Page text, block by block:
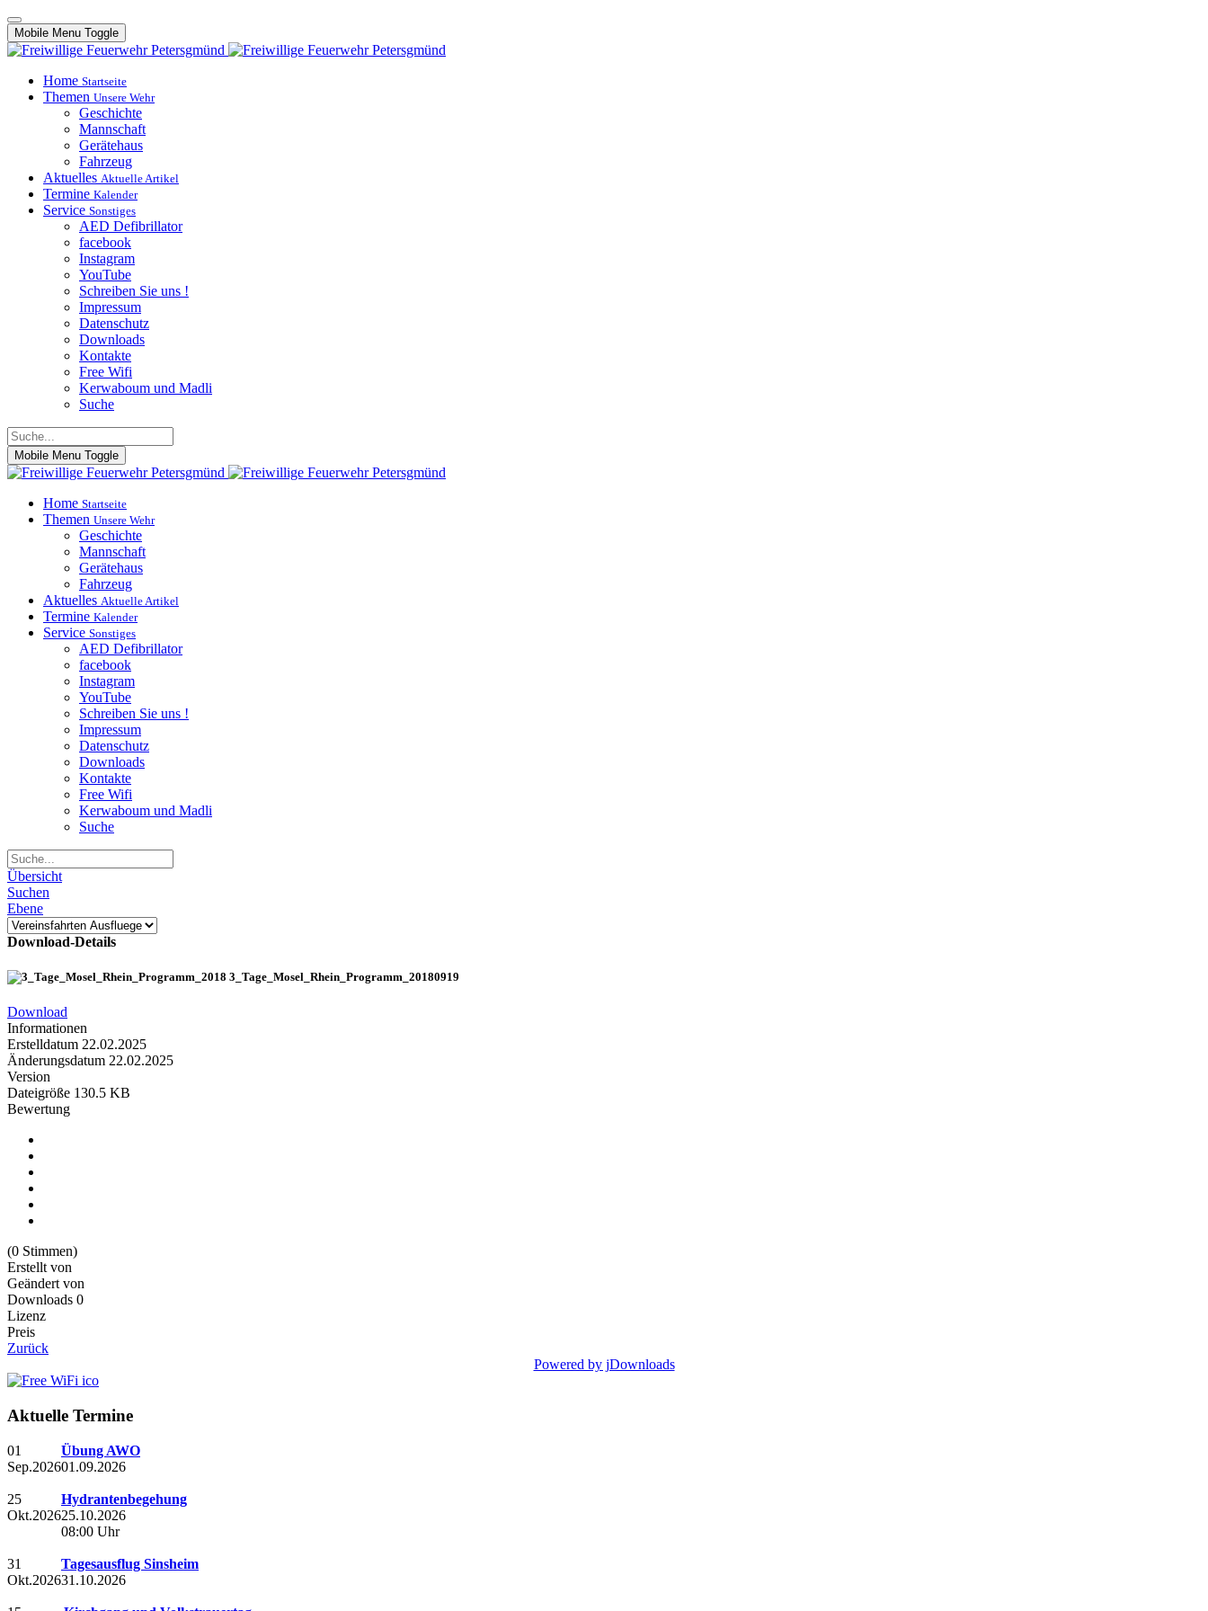
Mobile Menu Toggle
Home Startseite
Themen Unsere Wehr
Geschichte
Mannschaft
Gerätehaus
Fahrzeug
Aktuelles Aktuelle Artikel
Termine Kalender
Service Sonstiges
AED Defibrillator
facebook
Instagram
YouTube
Schreiben Sie uns !
Impressum
Datenschutz
Downloads
Kontakte
Free Wifi
Kerwaboum und Madli
Suche
Mobile Menu Toggle
Home Startseite
Themen Unsere Wehr
Geschichte
Mannschaft
Gerätehaus
Fahrzeug
Aktuelles Aktuelle Artikel
Termine Kalender
Service Sonstiges
AED Defibrillator
facebook
Instagram
YouTube
Schreiben Sie uns !
Impressum
Datenschutz
Downloads
Kontakte
Free Wifi
Kerwaboum und Madli
Suche
Übersicht
Suchen
Ebene
Download-Details
3_Tage_Mosel_Rhein_Programm_20180919
Download
Informationen
Erstelldatum 22.02.2025
Änderungsdatum 22.02.2025
Version
Dateigröße 130.5 KB
Bewertung
(0 Stimmen)
Erstellt von
Geändert von
Downloads 0
Lizenz
Preis
Zurück
Powered by jDownloads
Aktuelle Termine
01
Sep.2026
Übung AWO
01.09.2026
25
Okt.2026
Hydrantenbegehung
25.10.2026
08:00 Uhr
31
Okt.2026
Tagesausflug Sinsheim
31.10.2026